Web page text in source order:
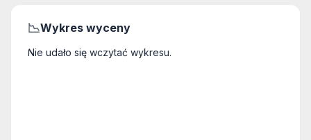
📉Wykres wyceny
Nie udało się wczytać wykresu.